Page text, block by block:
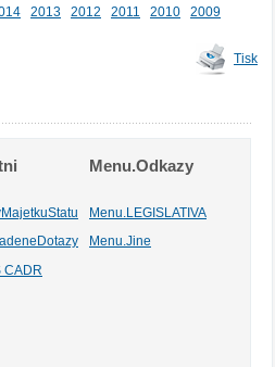
2013 2012 2011 2010
2009
Tisk
Menu.Odkazy
Menu.LEGISLATIVA
Menu.Jine
CADR